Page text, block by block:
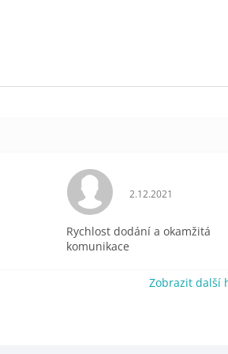
je 5 z 5 hvězdiček. Hodnocení
2.12.2021
Rychlost dodání a okamžitá
komunikace
Zobrazit další